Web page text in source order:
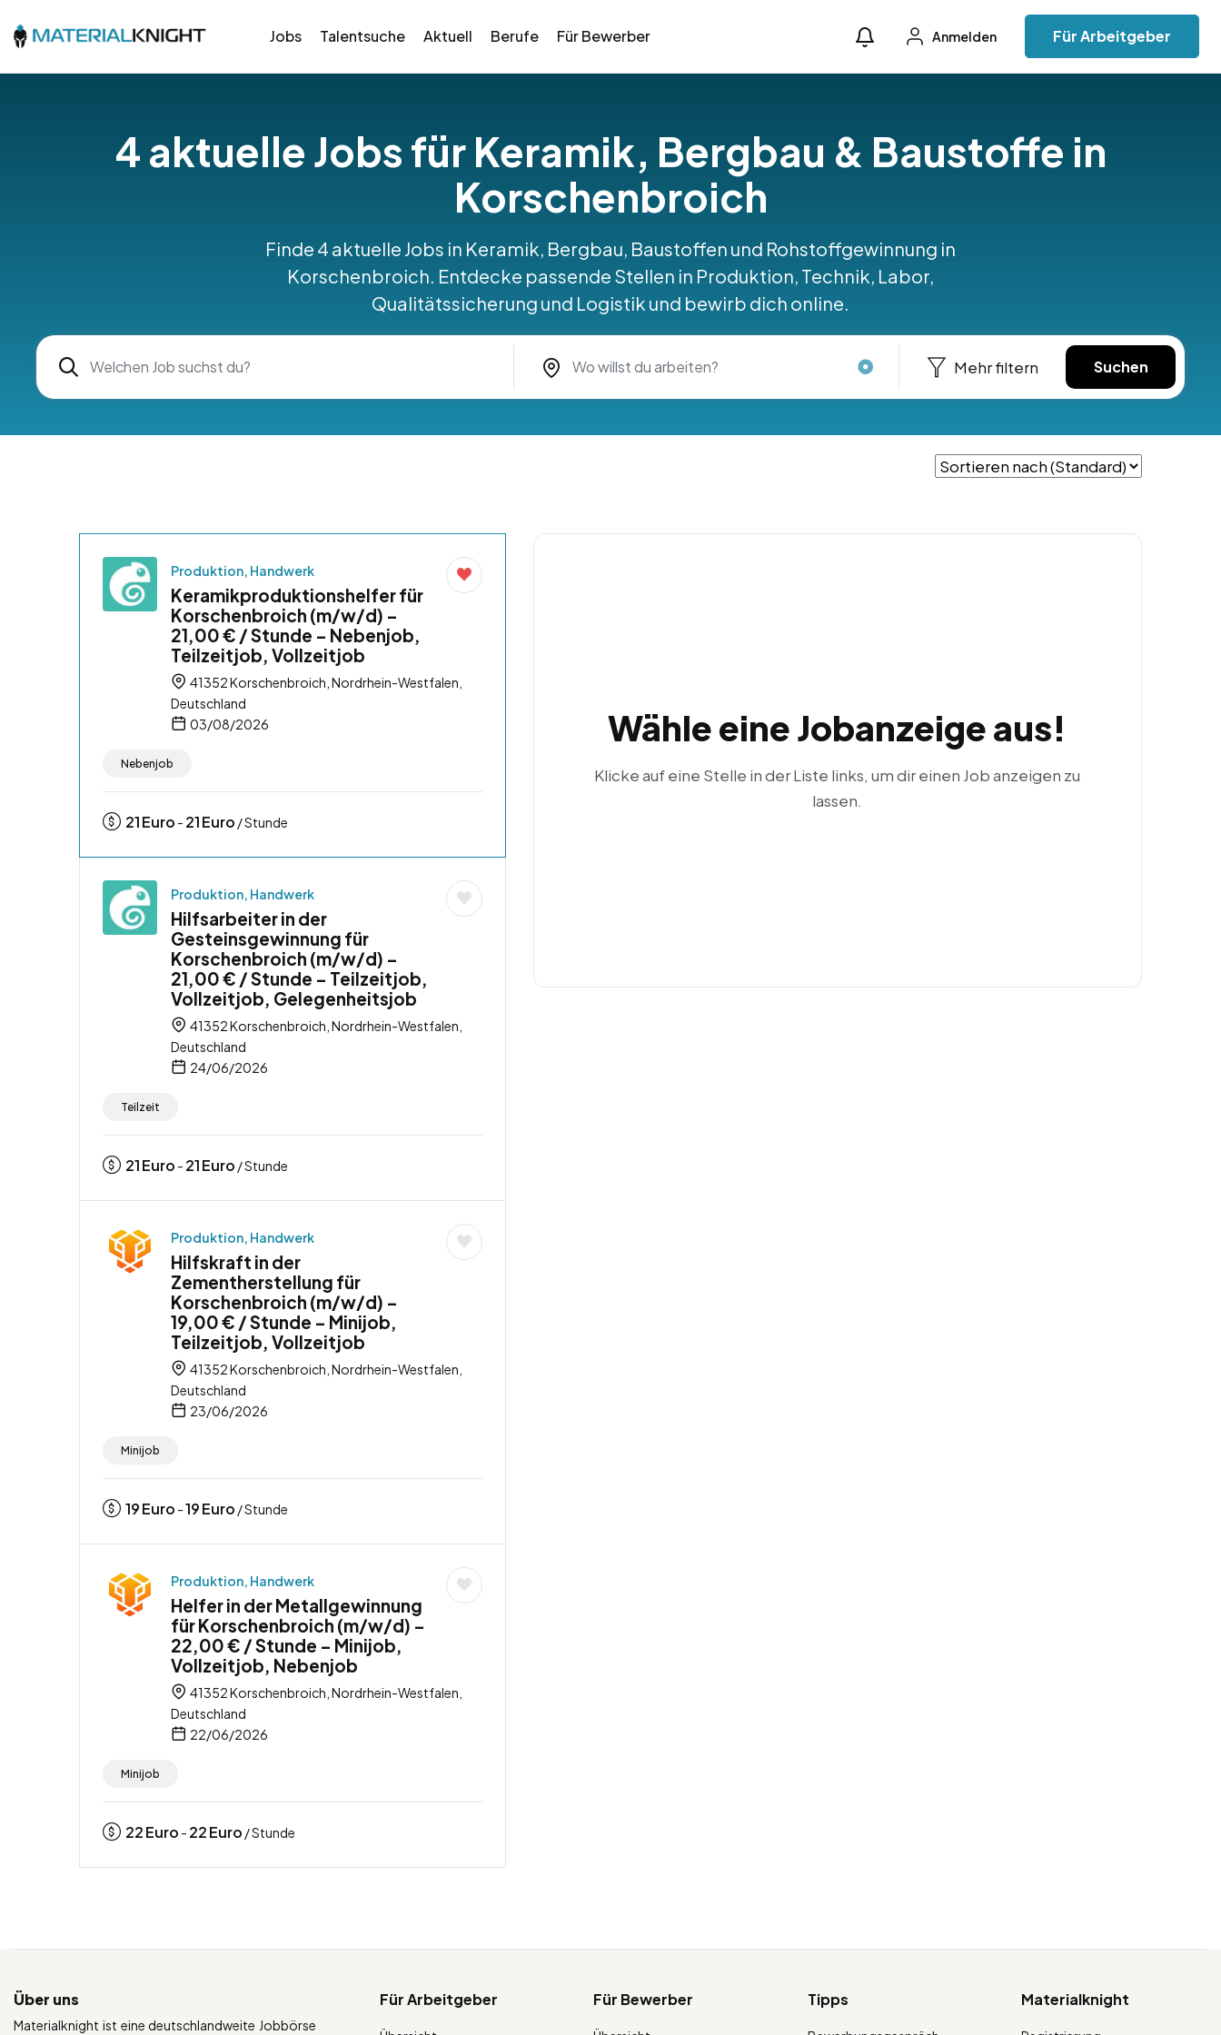
Jobs Talentsuche Aktuell Berufe Für Bewerber Anmelden Für Arbeitgeber
4 aktuelle Jobs für Keramik, Bergbau & Baustoffe in
Korschenbroich
Finde 4 aktuelle Jobs in Keramik, Bergbau, Baustoffen und Rohstoffgewinnung in
Korschenbroich. Entdecke passende Stellen in Produktion, Technik, Labor,
Qualitätssicherung und Logistik und bewirb dich online.
Mehr filtern Suchen
Produktion, Handwerk
Keramikproduktionshelfer für
Korschenbroich (m/w/d) –
21,00 € / Stunde – Nebenjob,
Teilzeitjob, Vollzeitjob
41352 Korschenbroich, Nordrhein-Westfalen,
Deutschland
03/08/2026
Nebenjob
21Euro - 21Euro / Stunde
Produktion, Handwerk
Hilfsarbeiter in der
Gesteinsgewinnung für
Korschenbroich (m/w/d) –
21,00 € / Stunde – Teilzeitjob,
Vollzeitjob, Gelegenheitsjob
41352 Korschenbroich, Nordrhein-Westfalen,
Deutschland
24/06/2026
Teilzeit
21Euro - 21Euro / Stunde
Produktion, Handwerk
Hilfskraft in der
Zementherstellung für
Korschenbroich (m/w/d) –
19,00 € / Stunde – Minijob,
Teilzeitjob, Vollzeitjob
41352 Korschenbroich, Nordrhein-Westfalen,
Deutschland
23/06/2026
Minijob
19Euro -19Euro / Stunde
Produktion, Handwerk
Helfer in der Metallgewinnung
für Korschenbroich (m/w/d) –
22,00 € / Stunde – Minijob,
Vollzeitjob, Nebenjob
41352 Korschenbroich, Nordrhein-Westfalen,
Deutschland
22/06/2026
Minijob
22Euro - 22Euro / Stunde
Wähle eine Jobanzeige aus!
Klicke auf eine Stelle in der Liste links, um dir einen Job anzeigen zu
lassen.
Über uns
Materialknight ist eine deutschlandweite Jobbörse
Für Arbeitgeber Für Bewerber Tipps Materialknight